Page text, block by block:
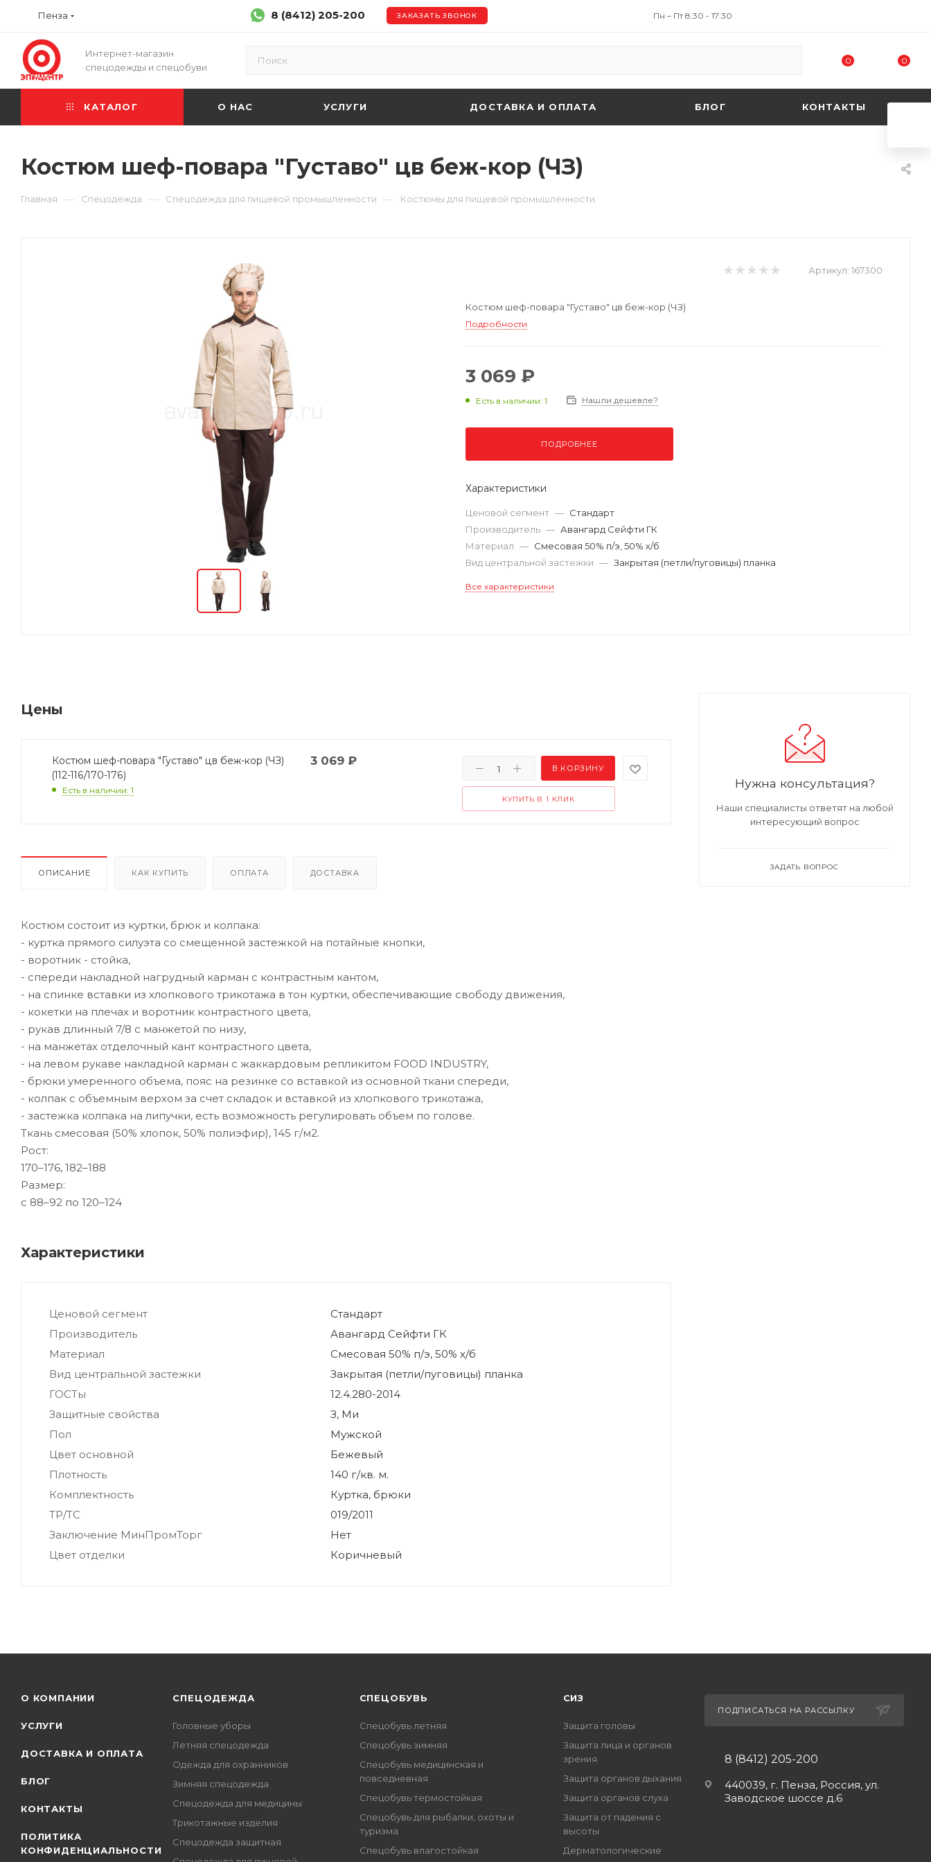
Пенза 8 (8412) 205-200 ЗАКАЗАТЬ ЗВОНОК Пн – Пт 8:30 - 17:30
Интернет-магазин
спецодежды и спецобуви
0 0
КАТАЛОГ О НАС УСЛУГИ ДОСТАВКА И ОПЛАТА БЛОГ КОНТАКТЫ
Костюм шеф-повара "Густаво" цв беж-кор (ЧЗ)
Главная — Спецодежда — Спецодежда для пищевой промышленности — Костюмы для пищевой промышленности
Артикул: 167300
Костюм шеф-повара "Густаво" цв беж-кор (ЧЗ)
Подробности
3 069 ₽
Есть в наличии: 1 Нашли дешевле?
ПОДРОБНЕЕ
Характеристики
Ценовой сегмент — Стандарт
Производитель — Авангард Сейфти ГК
Материал — Смесовая 50% п/э, 50% х/б
Вид центральной застежки — Закрытая (петли/пуговицы) планка
Все характеристики
Цены
Костюм шеф-повара "Густаво" цв беж-кор (ЧЗ)
(112-116/170-176)
Есть в наличии: 1
3 069₽
В КОРЗИНУ
КУПИТЬ В 1 КЛИК
ОПИСАНИЕ КАК КУПИТЬ ОПЛАТА ДОСТАВКА
Костюм состоит из куртки, брюк и колпака:
- куртка прямого силуэта со смещенной застежкой на потайные кнопки,
- воротник - стойка,
- спереди накладной нагрудный карман с контрастным кантом,
- на спинке вставки из хлопкового трикотажа в тон куртки, обеспечивающие свободу движения,
- кокетки на плечах и воротник контрастного цвета,
- рукав длинный 7/8 с манжетой по низу,
- на манжетах отделочный кант контрастного цвета,
- на левом рукаве накладной карман с жаккардовым репликитом FOOD INDUSTRY,
- брюки умеренного объема, пояс на резинке со вставкой из основной ткани спереди,
- колпак с объемным верхом за счет складок и вставкой из хлопкового трикотажа,
- застежка колпака на липучки, есть возможность регулировать объем по голове.
Ткань смесовая (50% хлопок, 50% полиэфир), 145 г/м2.
Рост:
170–176, 182–188
Размер:
с 88–92 по 120–124
Характеристики
Ценовой сегмент
Стандарт
Производитель
Авангард Сейфти ГК
Материал
Смесовая 50% п/э, 50% х/б
Вид центральной застежки
Закрытая (петли/пуговицы) планка
ГОСТы
12.4.280-2014
Защитные свойства
З, Ми
Пол
Мужской
Цвет основной
Бежевый
Плотность
140 г/кв. м.
Комплектность
Куртка, брюки
ТР/ТС
019/2011
Заключение МинПромТорг
Нет
Цвет отделки
Коричневый
Нужна консультация?
Наши специалисты ответят на любой
интересующий вопрос
ЗАДАТЬ ВОПРОС
О КОМПАНИИ
УСЛУГИ
ДОСТАВКА И ОПЛАТА
БЛОГ
КОНТАКТЫ
ПОЛИТИКА
КОНФИДЕНЦИАЛЬНОСТИ
СПЕЦОДЕЖДА
Головные уборы
Летняя спецодежда
Одежда для охранников
Зимняя спецодежда
Спецодежда для медицины
Трикотажные изделия
Спецодежда защитная
CПЕЦОБУВЬ
Спецобувь летняя
Спецобувь зимняя
Спецобувь медицинская и
повседневная
Спецобувь термостойкая
Спецобувь для рыбалки, охоты и
туризма
Спецобувь влагостойкая
СИЗ
Защита головы
Защита лица и органов
зрения
Защита органов дыхания
Защита органов слуха
Защита от падения с
высоты
Дерматологические
ПОДПИСАТЬСЯ НА РАССЫЛКУ
8 (8412) 205-200
440039, г. Пенза, Россия, ул.
Заводское шоссе д.6